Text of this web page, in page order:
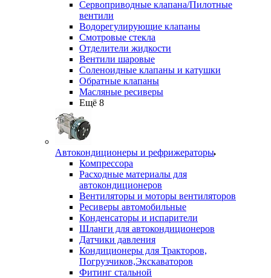
Сервоприводные клапана/Пилотные
вентили
Водорегулирующие клапаны
Смотровые стекла
Отделители жидкости
Вентили шаровые
Соленоидные клапаны и катушки
Обратные клапаны
Масляные ресиверы
Ещё 8
Автокондиционеры и рефрижераторы
Компрессора
Расходные материалы для
автокондиционеров
Вентиляторы и моторы вентиляторов
Ресиверы автомобильные
Конденсаторы и испарители
Шланги для автокондиционеров
Датчики давления
Кондиционеры для Тракторов,
Погрузчиков,Экскаваторов
Фитинг стальной